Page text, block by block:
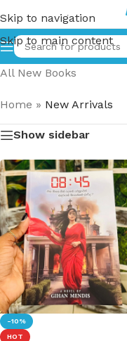
Skip to navigation
Skip to main content
All New Books
Home » New Arrivals
Show sidebar
-10%
HOT